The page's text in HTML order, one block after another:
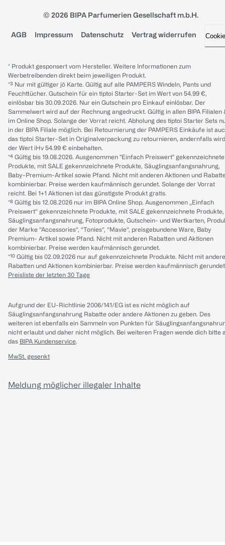
© 2026 BIPA Parfumerien Gesellschaft m.b.H.
AGB Impressum Datenschutz Vertrag widerrufen
* Produkt gesponsert vom Hersteller. Weitere Informationen zum
Werbetreibenden direkt beim jeweiligen Produkt.
*³ Nur mit gültiger jö Karte. Gültig auf alle PAMPERS Windeln, Pants und
Feuchttücher. Gutschein für ein tiptoi Starter-Set im Wert von 54.99 €,
einlösbar bis 30.09.2026. Nur ein Gutschein pro Einkauf einlösbar. Der
Sammelwert wird auf der Rechnung angedruckt. Gültig in allen BIPA Filialen
im Online Shop. Solange der Vorrat reicht. Abholung des tiptoi Starter Sets
in der BIPA Filiale möglich. Bei Retournierung der PAMPERS Einkäufe ist
das tiptoi Starter-Set in Originalverpackung zu retournieren, andernfalls wird
der Wert iHv 54.99 € einbehalten.
*⁴ Gültig bis 19.08.2026. Ausgenommen "Einfach Preiswert" gekennzeichnete
Produkte, mit SALE gekennzeichnete Produkte, Säuglingsanfangsnahrung,
Baby-Premium-Artikel sowie Pfand. Nicht mit anderen Aktionen und
kombinierbar. Preise werden kaufmännisch gerundet. Solange der Vorrat
reicht. Bei 1+1 Aktionen ist das günstigste Produkt gratis.
*⁸ Gültig bis 12.08.2026 nur im BIPA Online Shop. Ausgenommen „Einfach
Preiswert“ gekennzeichnete Produkte, mit SALE gekennzeichnete Produkte,
Säuglingsanfangsnahrung, Fotoprodukte, Gutschein- und Wertkarten,
der Marke “Accessories“, “Tonies“, “Mavie“, preisgebundene Ware, Baby
Premium- Artikel sowie Pfand. Nicht mit anderen Rabatten und Aktionen
kombinierbar. Preise werden kaufmännisch gerundet.
*¹⁰ Gültig bis 02.09.2026 nur auf gekennzeichnete Produkte. Nicht mit
Rabatten und Aktionen kombinierbar. Preise werden kaufmännisch
Preisliste der letzten 30 Tage
Aufgrund der EU-Richtlinie 2006/141/EG ist es nicht möglich auf
Säuglingsanfangsnahrung Rabatte oder andere Aktionen zu geben. Des
weiteren ist ebenfalls ein Sammeln von Punkten für
nicht erlaubt und daher nicht möglich. Bei weiteren Fragen wende dich bitte
das BIPA Kundenservice.
MwSt. gesenkt
Meldung möglicher illegaler Inhalte